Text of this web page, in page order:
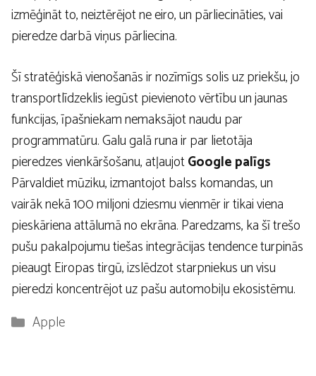
izmēģināt to, neiztērējot ne eiro, un pārliecināties, vai
pieredze darbā viņus pārliecina.
Šī stratēģiskā vienošanās ir nozīmīgs solis uz priekšu, jo
transportlīdzeklis iegūst pievienoto vērtību un jaunas
funkcijas, īpašniekam nemaksājot naudu par
programmatūru. Galu galā runa ir par lietotāja
pieredzes vienkāršošanu, atļaujotGoogle palīgs
Pārvaldiet mūziku, izmantojot balss komandas, un
vairāk nekā 100 miljoni dziesmu vienmēr ir tikai viena
pieskāriena attālumā no ekrāna. Paredzams, ka šī trešo
pušu pakalpojumu tiešas integrācijas tendence turpinās
pieaugt Eiropas tirgū, izslēdzot starpniekus un visu
pieredzi koncentrējot uz pašu automobiļu ekosistēmu.
Kategorijas
Apple